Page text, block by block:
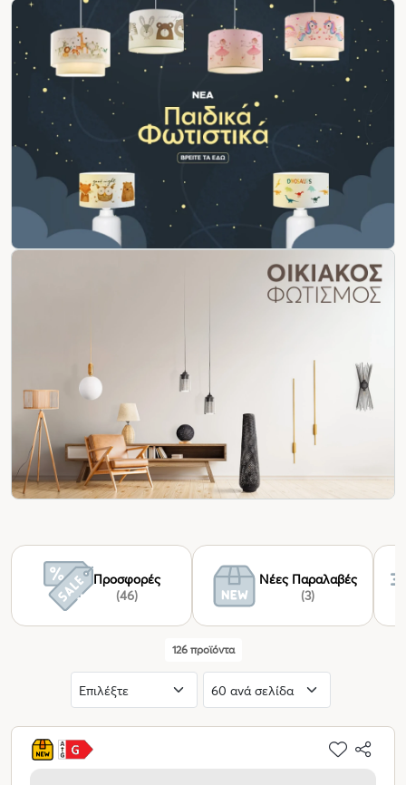
Προσφορές
(46)
Νέες Παραλαβές
(3)
126 προϊόντα